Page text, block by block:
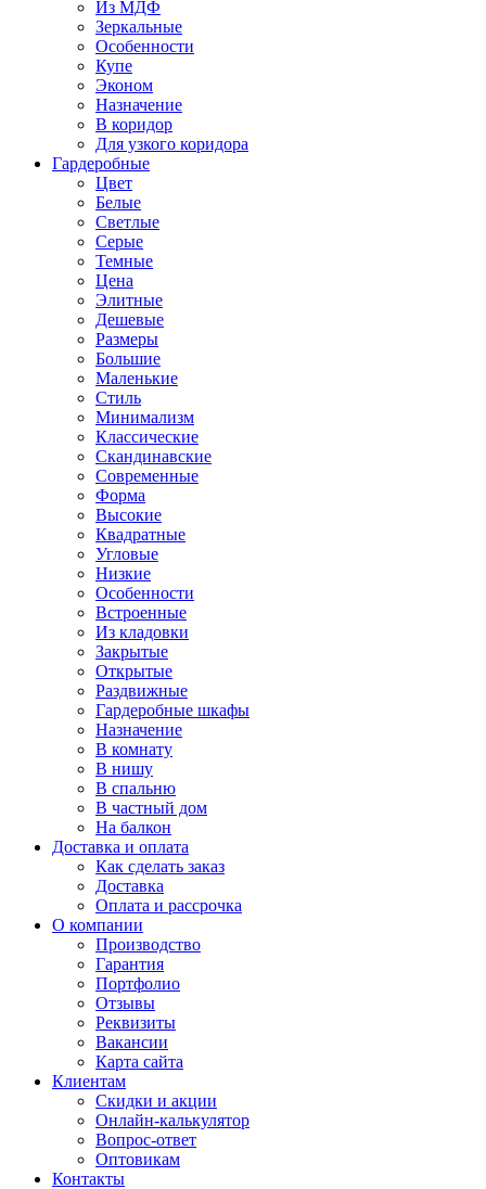
Из МДФ
Зеркальные
Особенности
Купе
Эконом
Назначение
В коридор
Для узкого коридора
Гардеробные
Цвет
Белые
Светлые
Серые
Темные
Цена
Элитные
Дешевые
Размеры
Большие
Маленькие
Стиль
Минимализм
Классические
Скандинавские
Современные
Форма
Высокие
Квадратные
Угловые
Низкие
Особенности
Встроенные
Из кладовки
Закрытые
Открытые
Раздвижные
Гардеробные шкафы
Назначение
В комнату
В нишу
В спальню
В частный дом
На балкон
Доставка и оплата
Как сделать заказ
Доставка
Оплата и рассрочка
О компании
Производство
Гарантия
Портфолио
Отзывы
Реквизиты
Вакансии
Карта сайта
Клиентам
Скидки и акции
Онлайн-калькулятор
Вопрос-ответ
Оптовикам
Контакты